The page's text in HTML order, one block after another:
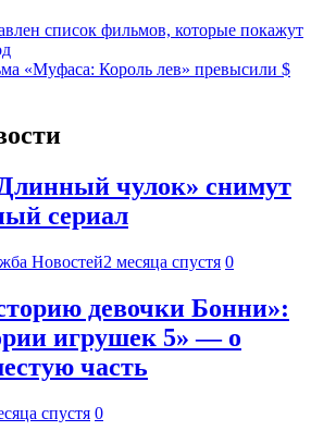
список фильмов, которые покажут
«Муфаса: Король лев» превысили $
чулок» снимут
сериал
Новостей2 месяца спустя 0
девочки Бонни»:
игрушек 5» — о
часть
спустя 0